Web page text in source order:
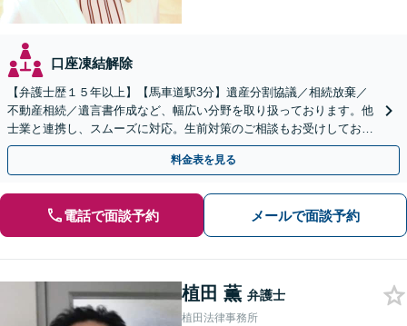
口座凍結解除
【弁護士歴１５年以上】【馬車道駅3分】遺産分割協議／相続放棄／
不動産相続／遺言書作成など、幅広い分野を取り扱っております。他
士業と連携し、スムーズに対応。生前対策のご相談もお受けしており
ます。【Web相談可】
料金表を見る
電話で面談予約 メールで面談予約
植田 薫 弁護士
植田法律事務所